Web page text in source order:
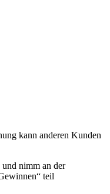
kann anderen Kunden
und nimm an der
teil